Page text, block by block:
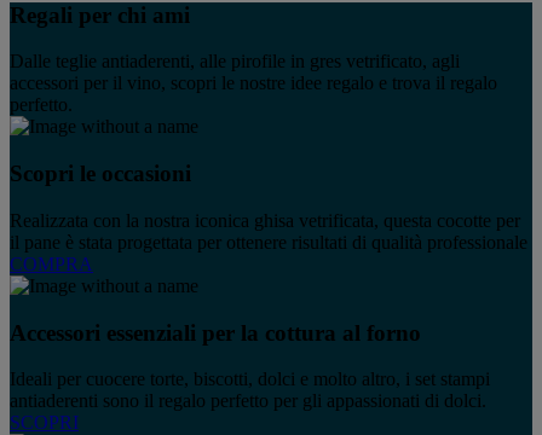
Regali per chi ami
Dalle teglie antiaderenti, alle pirofile in gres vetrificato, agli
accessori per il vino, scopri le nostre idee regalo e trova il regalo
perfetto.
Scopri le occasioni
Realizzata con la nostra iconica ghisa vetrificata, questa cocotte per
il pane è stata progettata per ottenere risultati di qualità professionale
COMPRA
Accessori essenziali per la cottura al forno
Ideali per cuocere torte, biscotti, dolci e molto altro, i set stampi
antiaderenti sono il regalo perfetto per gli appassionati di dolci.
SCOPRI